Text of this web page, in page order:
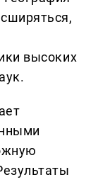
высоких